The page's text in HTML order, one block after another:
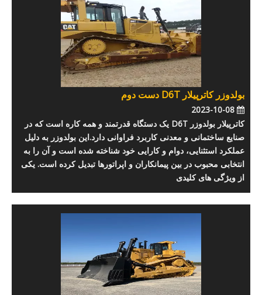
بولدوزر کاترپیلار D6T دست دوم
کاترپیلار بولدوزر D6T یک دستگاه قدرتمند و همه کاره است که در
صنایع ساختمانی و معدنی کاربرد فراوانی دارد.این بولدوزر به دلیل
عملکرد استثنایی، دوام و کارایی خود شناخته شده است و آن را به
انتخابی محبوب در بین پیمانکاران و اپراتورها تبدیل کرده است. یکی
از ویژگی های کلیدی